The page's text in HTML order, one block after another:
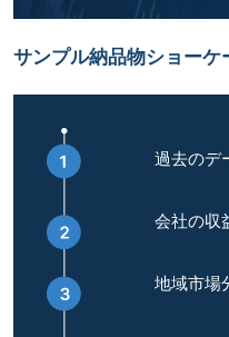
サンプル納品物ショーケ
過去のデ
会社の収
地域市場